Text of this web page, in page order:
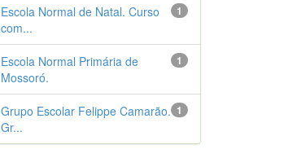
1
Escola Normal de Natal. Curso
com...
1
Escola Normal Primária de
Mossoró.
1
Grupo Escolar Felippe Camarão.
Gr...